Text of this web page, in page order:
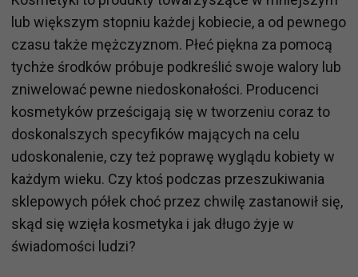
lub większym stopniu każdej kobiecie, a od pewnego
czasu także mężczyznom. Płeć piękna za pomocą
tychże środków próbuje podkreślić swoje walory lub
zniwelować pewne niedoskonałości. Producenci
kosmetyków prześcigają się w tworzeniu coraz to
doskonalszych specyfików mających na celu
udoskonalenie, czy też poprawę wyglądu kobiety w
każdym wieku. Czy ktoś podczas przeszukiwania
sklepowych półek choć przez chwilę zastanowił się,
skąd się wzięła kosmetyka i jak długo żyje w
świadomości ludzi?